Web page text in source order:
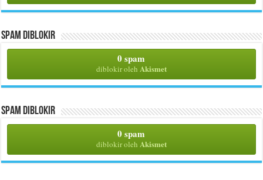
Spam Diblokir
0 spam
diblokir oleh Akismet
Spam Diblokir
0 spam
diblokir oleh Akismet